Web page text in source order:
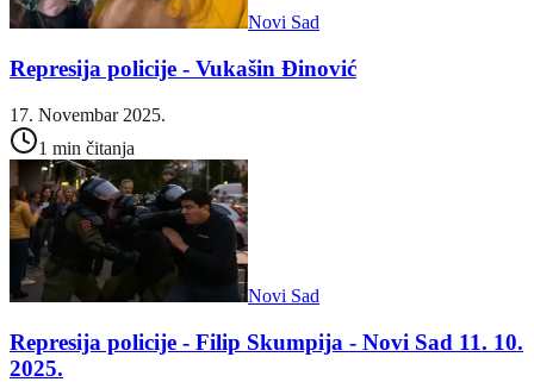
Novi Sad
Represija policije - Vukašin Đinović
17. Novembar 2025.
1 min čitanja
Novi Sad
Represija policije - Filip Skumpija - Novi Sad 11. 10.
2025.